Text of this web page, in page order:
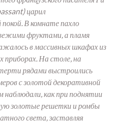
царил
В комнате пахло
фруктами, а пламя
в массивных шкафах из
приборах. На столе, на
рядами выстроились
с золотой декоративной
наблюдали, как при поднятии
золотые решетки и ромбы
света, заставляя